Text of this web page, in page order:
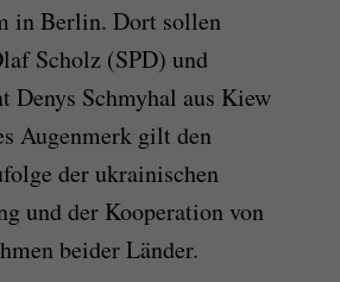
in Berlin. Dort sollen
Scholz (SPD) und
Denys Schmyhal aus Kiew
Augenmerk gilt den
der ukrainischen
und der Kooperation von
beider Länder.